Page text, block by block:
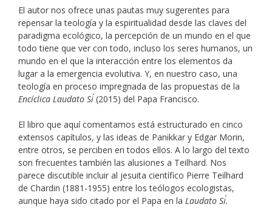
El autor nos ofrece unas pautas muy sugerentes para
repensar la teología y la espiritualidad desde las claves del
paradigma ecológico, la percepción de un mundo en el que
todo tiene que ver con todo, incluso los seres humanos, un
mundo en el que la interacción entre los elementos da
lugar a la emergencia evolutiva. Y, en nuestro caso, una
teología en proceso impregnada de las propuestas de la
Encíclica Laudato Si´ (2015) del Papa Francisco.
El libro que aquí comentamos está estructurado en cinco
extensos capítulos, y las ideas de Panikkar y Edgar Morin,
entre otros, se perciben en todos ellos. A lo largo del texto
son frecuentes también las alusiones a Teilhard. Nos
parece discutible incluir al jesuita científico Pierre Teilhard
de Chardin (1881-1955) entre los teólogos ecologistas,
aunque haya sido citado por el Papa en la Laudato Si´.